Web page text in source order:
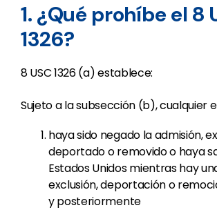
1. ¿Qué prohíbe el 8
1326?
8 USC 1326 (a) establece:
Sujeto a la subsección (b), cualquier
haya sido negado la admisión,
deportado o removido o haya
Estados Unidos mientras hay
exclusión, deportación o
y posteriormente